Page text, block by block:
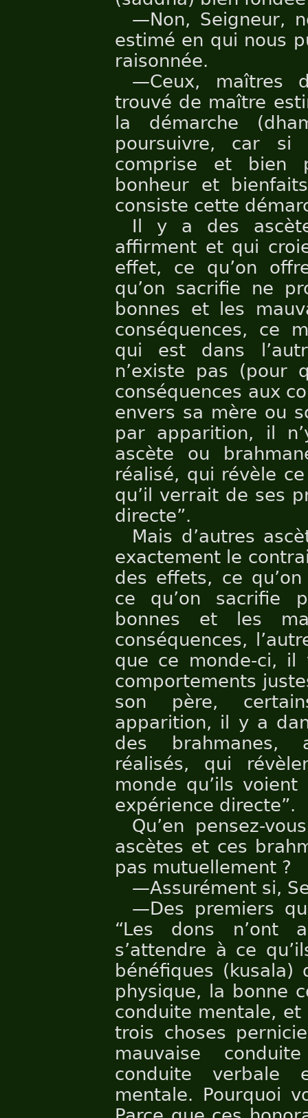
—Non, Seigneur,
estimé en qui nous
raisonnée.
—Ceux, maîtres
trouvé de maître
la démarche
poursuivre, car si
comprise et bien
bonheur et
consiste cette
Il y a des
affirment et qui
effet, ce qu’on
qu’on sacrifie ne
bonnes et les
conséquences, ce
qui est dans
n’existe pas
conséquences aux
envers sa mère ou
par apparition, il
ascète ou
réalisé, qui révèle
qu’il verrait de ses
directe”.
Mais d’autres
exactement le
des effets, ce
ce qu’on sacrifie
bonnes et les
conséquences,
que ce monde-ci, il
comportements
son père,
apparition, il y a
des brahmanes,
réalisés, qui
monde qu’ils
expérience directe”.
Qu’en pensez-
ascètes et ces
pas mutuellement ?
—Assurément si,
—Des premiers
“Les dons n’ont
s’attendre à ce
bénéfiques
physique, la bonne
conduite mentale, et
trois choses
mauvaise
conduite verbale
mentale. Pourquoi